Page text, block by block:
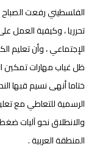
الفلسطيني رفعت الصباح
تحرريا ، وكيفية العمل
الإجتماعي ، وأن تعليم
ظل غياب مهارات تمكين
ختاما أنهى نسيم قبها
الرسمية للتعاطي مع تعليم
والانطلاق نحو آليات
المنطقة العربية .